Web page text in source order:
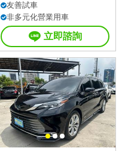
友善試車
非多元化營業用車
立即諮詢